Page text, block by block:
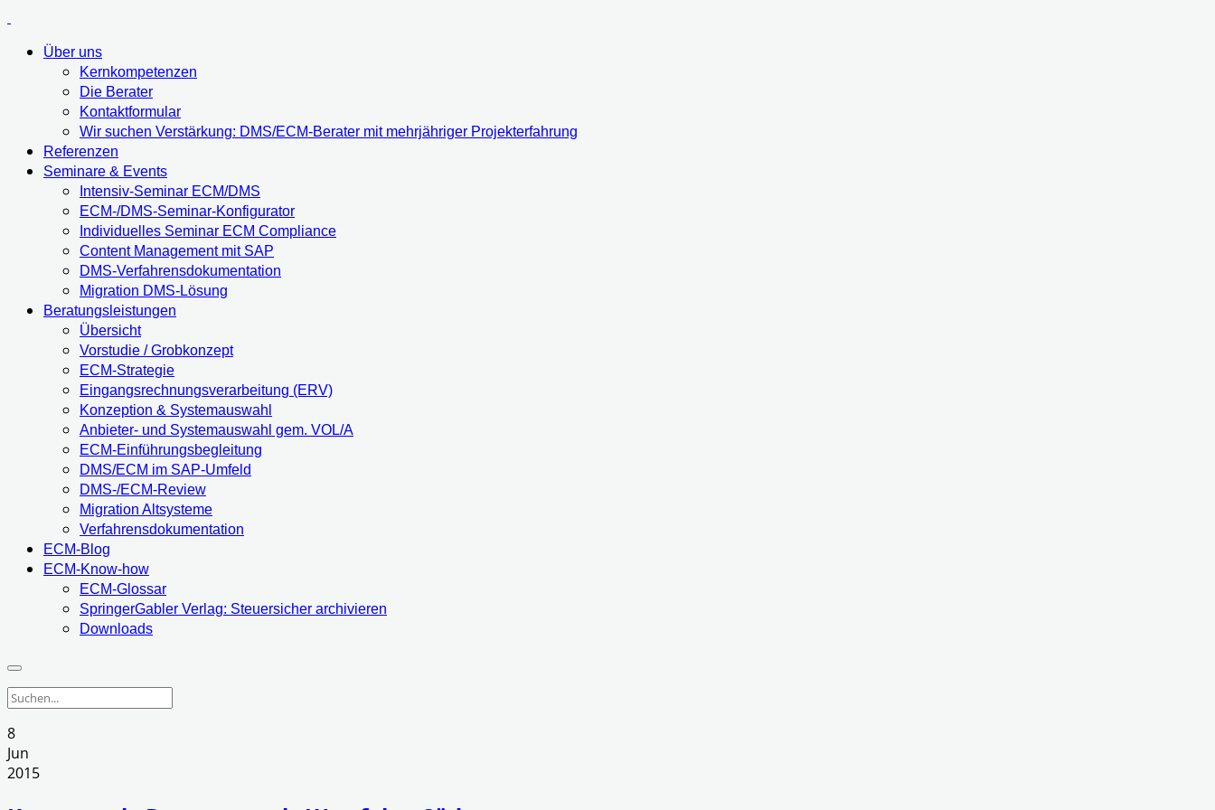
Über uns
Kernkompetenzen
Die Berater
Kontaktformular
Wir suchen Verstärkung: DMS/ECM-Berater mit mehrjähriger Projekterfahrung
Referenzen
Seminare & Events
Intensiv-Seminar ECM/DMS
ECM-/DMS-Seminar-Konfigurator
Individuelles Seminar ECM Compliance
Content Management mit SAP
DMS-Verfahrensdokumentation
Migration DMS-Lösung
Beratungsleistungen
Übersicht
Vorstudie / Grobkonzept
ECM-Strategie
Eingangsrechnungsverarbeitung (ERV)
Konzeption & Systemauswahl
Anbieter- und Systemauswahl gem. VOL/A
ECM-Einführungsbegleitung
DMS/ECM im SAP-Umfeld
DMS-/ECM-Review
Migration Altsysteme
Verfahrensdokumentation
ECM-Blog
ECM-Know-how
ECM-Glossar
SpringerGabler Verlag: Steuersicher archivieren
Downloads
8
Jun
2015